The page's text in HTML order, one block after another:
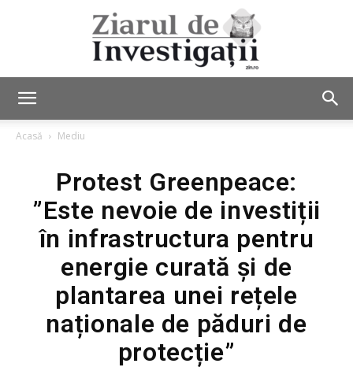
de
Acasă Mediu
Protest Greenpeace:
”Este nevoie de investiții
în infrastructura pentru
energie curată și de
plantarea unei rețele
naționale de păduri de
protecție”